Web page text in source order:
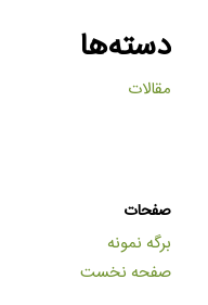
دسته‌ها
مقالات
صفحات
برگه نمونه
صفحه نخست